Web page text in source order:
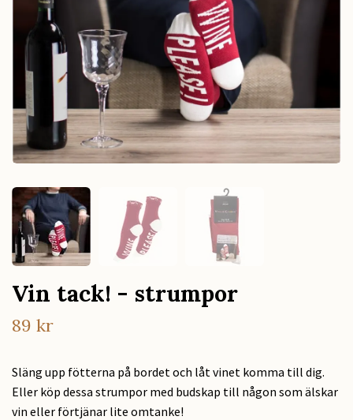
Vin tack! - strumpor
89 kr
Släng upp fötterna på bordet och låt vinet komma till dig.
Eller köp dessa strumpor med budskap till någon som älskar
vin eller förtjänar lite omtanke!